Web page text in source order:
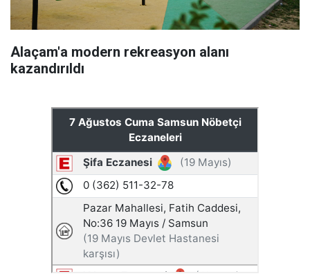
Alaçam'a modern rekreasyon alanı
kazandırıldı